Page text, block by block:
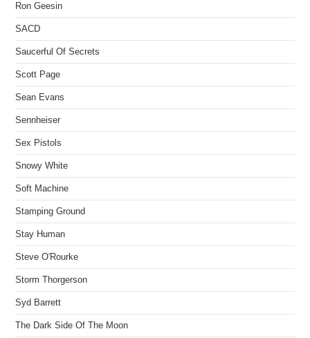
Ron Geesin
SACD
Saucerful Of Secrets
Scott Page
Sean Evans
Sennheiser
Sex Pistols
Snowy White
Soft Machine
Stamping Ground
Stay Human
Steve O'Rourke
Storm Thorgerson
Syd Barrett
The Dark Side Of The Moon